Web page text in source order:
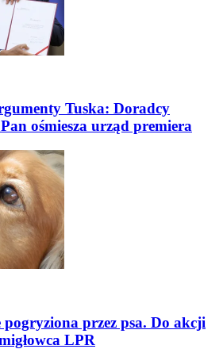
Tuska: Doradcy
ośmiesza urząd premiera
przez psa. Do akcji
LPR